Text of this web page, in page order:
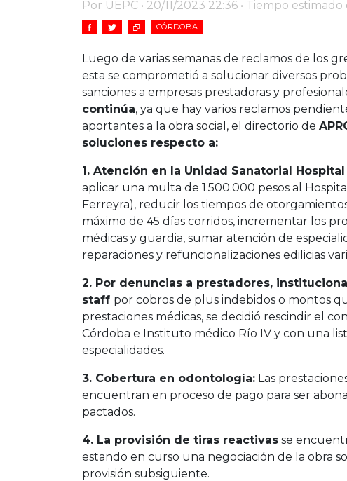
Por UEPC • 20/11/2023 22:36 • Tiempo
CÓRDOBA
Luego de varias semanas de reclamos de los
esta se comprometió a solucionar diversos
sanciones a empresas prestadoras y
continúa, ya que hay varios reclamos
aportantes a la obra social, el directorio de
soluciones respecto a:
1. Atención en la Unidad Sanatorial
aplicar una multa de 1.500.000 pesos al
Ferreyra), reducir los tiempos de
máximo de 45 días corridos, incrementar los
médicas y guardia, sumar atención de
reparaciones y refuncionalizaciones edilicias
2. Por denuncias a prestadores,
staff por cobros de plus indebidos o montos
prestaciones médicas, se decidió rescindir el
Córdoba e Instituto médico Río IV y con una
especialidades.
3. Cobertura en odontología: Las
encuentran en proceso de pago para ser
pactados.
4. La provisión de tiras reactivas se
estando en curso una negociación de la obra
provisión subsiguiente.